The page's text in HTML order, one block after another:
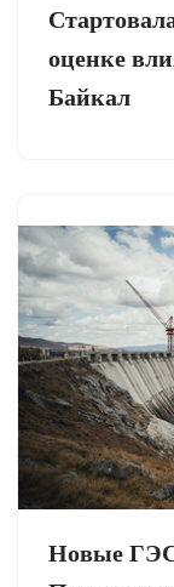
оценке
Байкал
Новые ГЭС